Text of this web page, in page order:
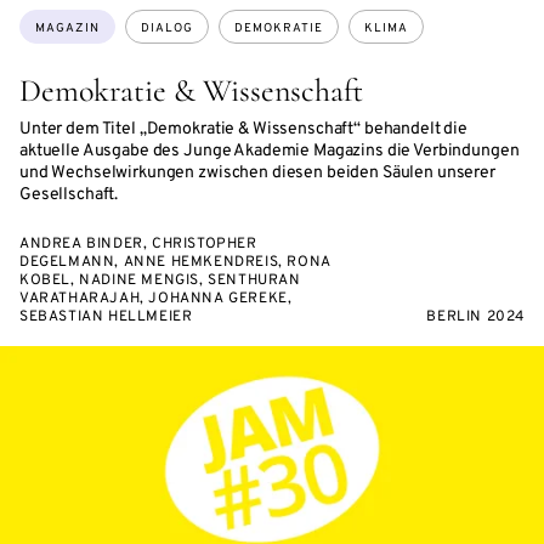
Demokratie & Wissenschaft
Unter dem Titel „Demokratie & Wissenschaft“ behandelt die
aktuelle Ausgabe des Junge Akademie Magazins die Verbindungen
und Wechselwirkungen zwischen diesen beiden Säulen unserer
Gesellschaft.
Themen:
MAGAZIN DIALOG DEMOKRATIE KLIMA
ANDREA BINDER, CHRISTOPHER
DEGELMANN, ANNE HEMKENDREIS, RONA
KOBEL, NADINE MENGIS, SENTHURAN
VARATHARAJAH, JOHANNA GEREKE,
SEBASTIAN HELLMEIER
BERLIN 2024